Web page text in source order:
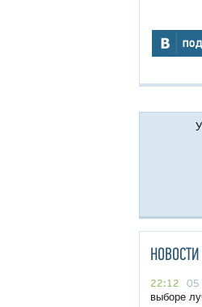
22:12 05
выборе